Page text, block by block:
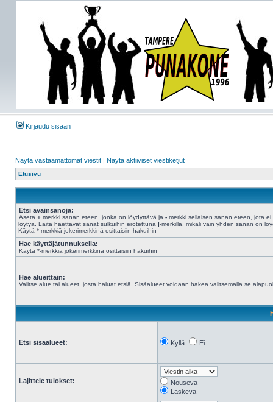
Kirjaudu sisään
Näytä vastaamattomat viestit | Näytä aktiiviset viestiketjut
Etusivu
Etsi avainsanoja:
Aseta + merkki sanan eteen, jonka on löydyttävä ja - merkki sellaisen sanan eteen, jota ei
löytyä. Laita haettavat sanat sulkuihin erotettuna |-merkillä, mikäli vain yhden sanan on
Käytä *-merkkiä jokerimerkkinä osittaisiin hakuihin
Hae käyttäjätunnuksella:
Käytä *-merkkiä jokerimerkkinä osittaisiin hakuihin
Hae alueittain:
Valitse alue tai alueet, josta haluat etsiä. Sisäalueet voidaan hakea valitsemalla se
Etsi sisäalueet: Kyllä Ei
Lajittele tulokset:
Nouseva
Laskeva